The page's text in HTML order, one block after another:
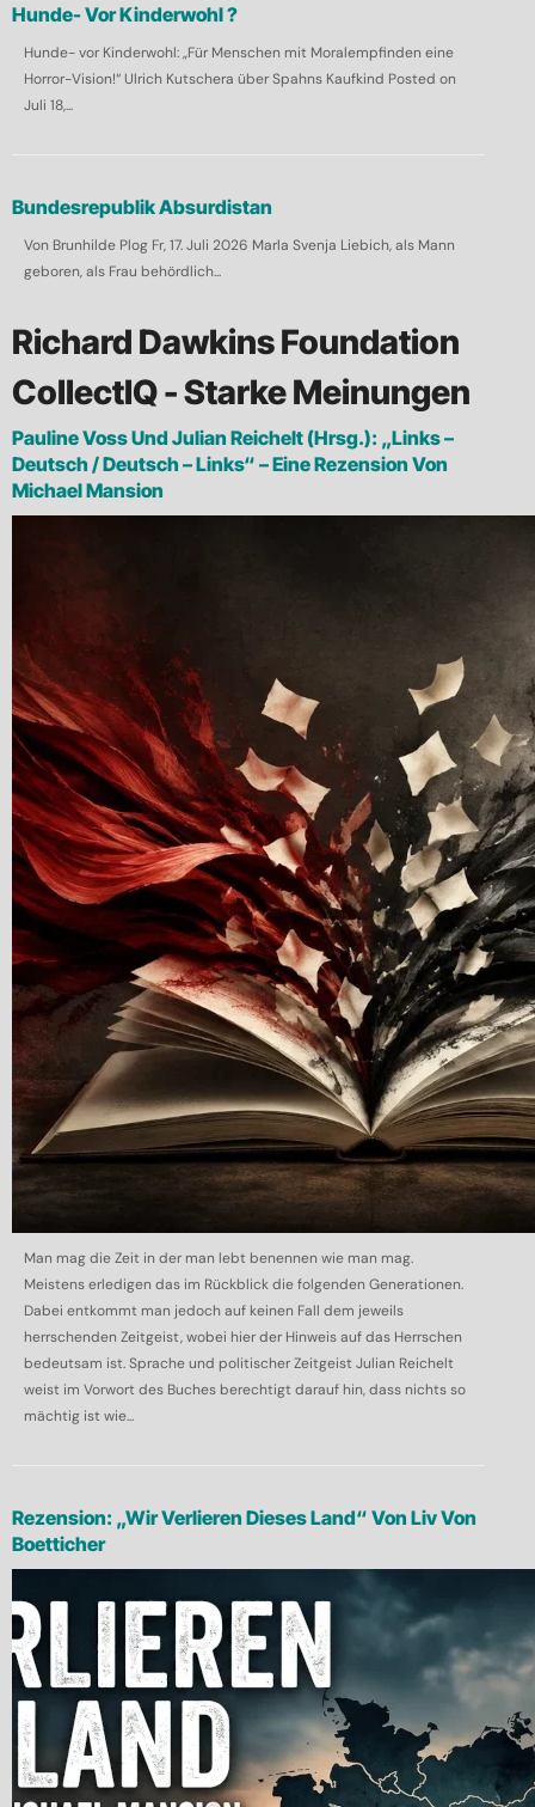
Hunde- Vor Kinderwohl ?
Hunde- vor Kinderwohl: „Für Menschen mit Moralempfinden eine
Horror-Vision!“ Ulrich Kutschera über Spahns Kaufkind Posted on
Juli 18,...
Bundesrepublik Absurdistan
Von Brunhilde Plog Fr, 17. Juli 2026 Marla Svenja Liebich, als Mann
geboren, als Frau behördlich...
Richard Dawkins Foundation
CollectIQ - Starke Meinungen
Pauline Voss Und Julian Reichelt (Hrsg.): „Links –
Deutsch / Deutsch – Links“ – Eine Rezension Von
Michael Mansion
Man mag die Zeit in der man lebt benennen wie man mag.
Meistens erledigen das im Rückblick die folgenden Generationen.
Dabei entkommt man jedoch auf keinen Fall dem jeweils
herrschenden Zeitgeist, wobei hier der Hinweis auf das Herrschen
bedeutsam ist. Sprache und politischer Zeitgeist Julian Reichelt
weist im Vorwort des Buches berechtigt darauf hin, dass nichts so
mächtig ist wie...
Rezension: „Wir Verlieren Dieses Land“ Von Liv Von
Boetticher